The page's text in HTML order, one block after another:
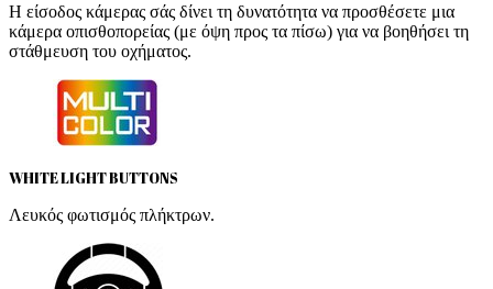
Η είσοδος κάμερας σάς δίνει τη δυνατότητα να προσθέσετε μια
κάμερα οπισθοπορείας (με όψη προς τα πίσω) για να βοηθήσει τη
στάθμευση του οχήματος.
WHITE LIGHT BUTTONS
Λευκός φωτισμός πλήκτρων.